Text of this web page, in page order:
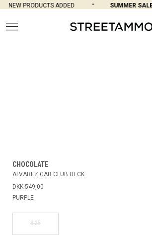
NEW PRODUCTS ADDED SUMMER SALE
CHOCOLATE
ALVAREZ CAR CLUB DECK
DKK 549,00
PURPLE
8.25